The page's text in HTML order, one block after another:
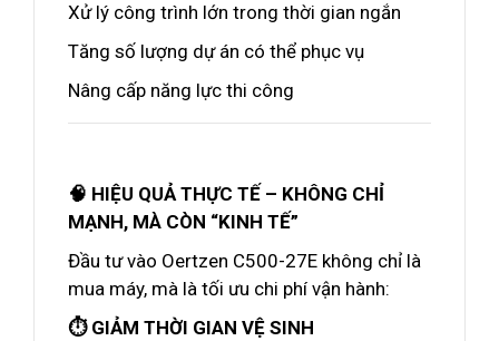
Xử lý công trình lớn trong thời gian ngắn
Tăng số lượng dự án có thể phục vụ
Nâng cấp năng lực thi công
🧠 HIỆU QUẢ THỰC TẾ – KHÔNG CHỈ
MẠNH, MÀ CÒN “KINH TẾ”
Đầu tư vào Oertzen C500-27E không chỉ là
mua máy, mà là tối ưu chi phí vận hành:
⏱️ GIẢM THỜI GIAN VỆ SINH